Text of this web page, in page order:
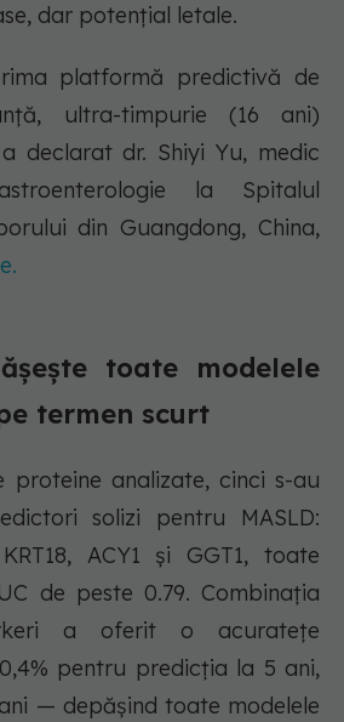
dar potențial letale.
platformă predictivă de
ultra-timpurie (16 ani)
declarat dr. Shiyi Yu, medic
la Spitalul
din Guangdong, China,
toate modelele
termen scurt
proteine analizate, cinci s-au
solizi pentru MASLD:
ACY1 și GGT1, toate
de peste 0.79. Combinația
a oferit o acuratețe
pentru predicția la 5 ani,
— depășind toate modelele